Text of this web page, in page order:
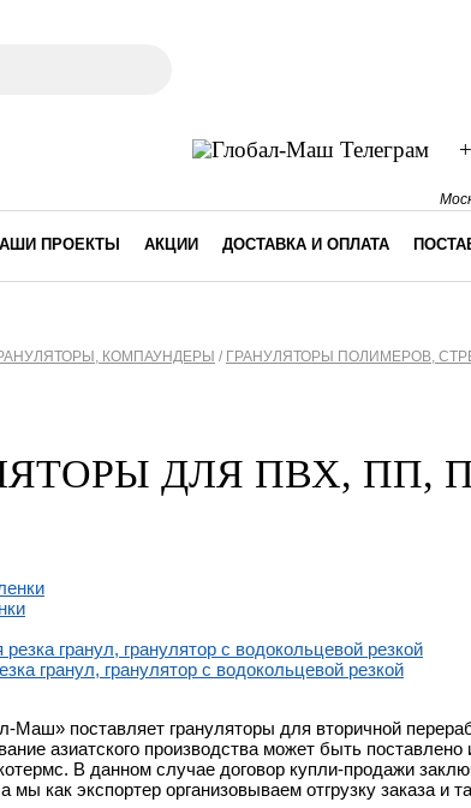
ПРОЕКТЫ АКЦИИ ДОСТАВКА И ОПЛАТА
КОМПАУНДЕРЫ / ГРАНУЛЯТОРЫ ПОЛИМЕРОВ,
ДЛЯ ПВХ, ПП,
гранул, гранулятор с водокольцевой резкой
Маш» поставляет грануляторы для вторичной
азиатского производства может быть
В данном случае договор купли-продажи
мы как экспортер организовываем отгрузку заказа и